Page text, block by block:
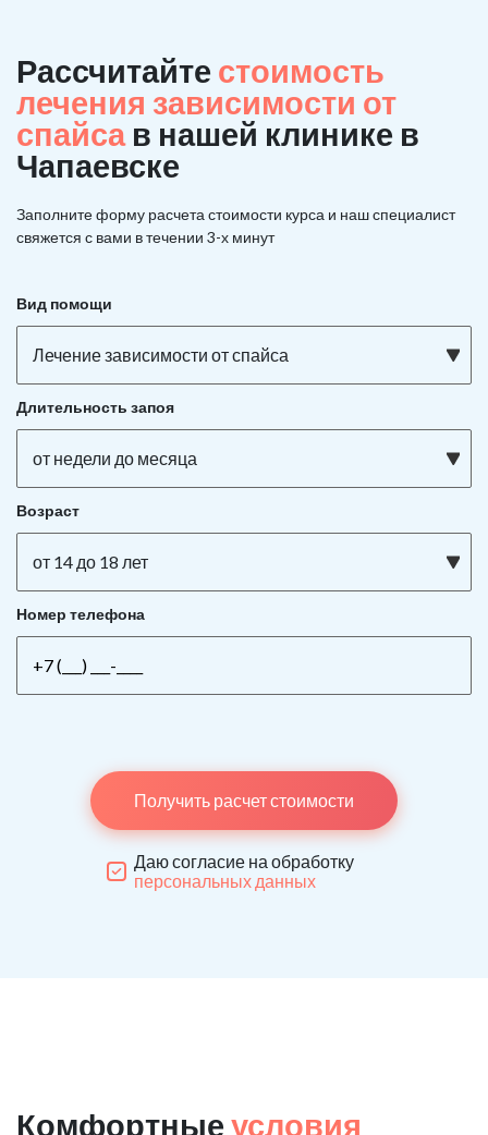
Рассчитайте стоимость
лечения зависимости от
спайса в нашей клинике в
Чапаевске
Заполните форму расчета стоимости курса и наш специалист
свяжется с вами в течении 3-х минут
Вид помощи
Лечение зависимости от спайса
Длительность запоя
от недели до месяца
Возраст
от 14 до 18 лет
Номер телефона
Получить расчет стоимости
Даю согласие на обработку
персональных данных
Комфортные условия